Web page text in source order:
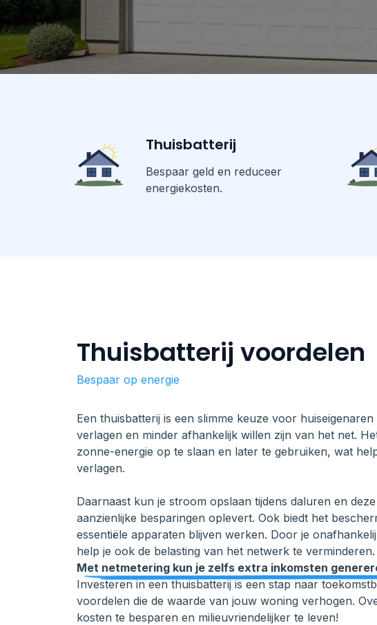
Thuisbatterij
Bespaar geld en reduceer
energiekosten.
Thuisbatterij voordelen
Bespaar op energie
Een thuisbatterij is een slimme keuze voor
verlagen en minder afhankelijk willen zijn van het net.
zonne-energie op te slaan en later te gebruiken, wat
verlagen.
Daarnaast kun je stroom opslaan tijdens daluren en
aanzienlijke besparingen oplevert. Ook biedt het
essentiële apparaten blijven werken. Door je
help je ook de belasting van het netwerk te verminderen.
Met netmetering kun je zelfs extra inkomsten
Investeren in een thuisbatterij is een stap naar
voordelen die de waarde van jouw woning verhogen.
kosten te besparen en milieuvriendelijker te leven!